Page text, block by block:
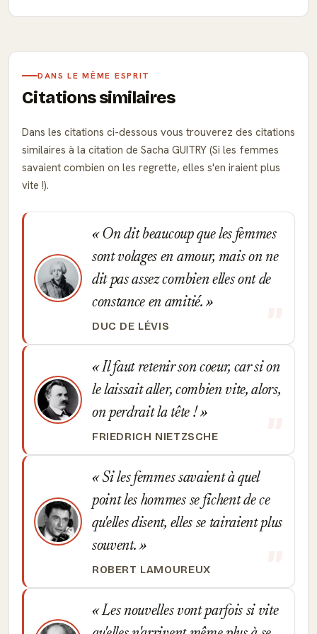
DANS LE MÊME ESPRIT
Citations similaires
Dans les citations ci-dessous vous trouverez des citations
similaires à la citation de Sacha GUITRY (Si les femmes
savaient combien on les regrette, elles s'en iraient plus
vite !).
On dit beaucoup que les femmes
sont volages en amour, mais on ne
dit pas assez combien elles ont de
constance en amitié.
DUC DE LÉVIS
Il faut retenir son coeur, car si on
le laissait aller, combien vite, alors,
on perdrait la tête !
FRIEDRICH NIETZSCHE
Si les femmes savaient à quel
point les hommes se fichent de ce
qu'elles disent, elles se tairaient plus
souvent.
ROBERT LAMOUREUX
Les nouvelles vont parfois si vite